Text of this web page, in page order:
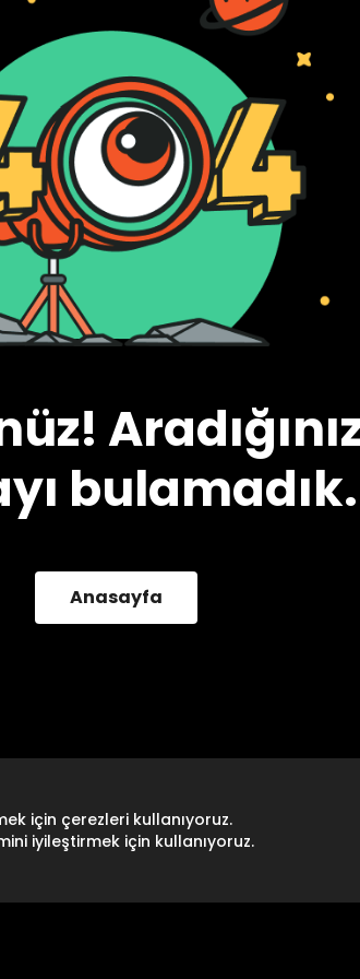
bulamadık.
Anasayfa
için çerezleri kullanıyoruz.
iyileştirmek için kullanıyoruz.